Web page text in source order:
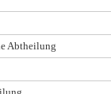
Abtheilung